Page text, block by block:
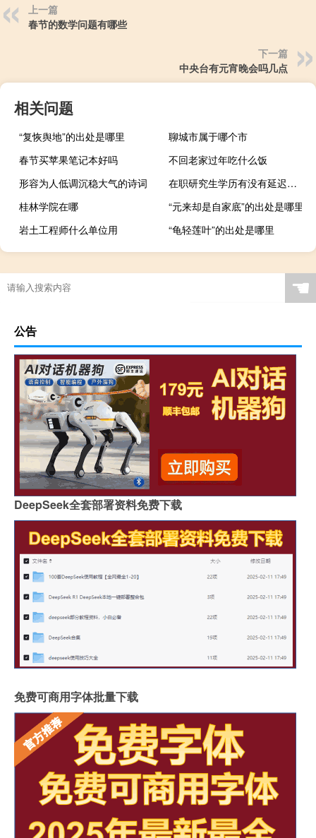
上一篇
春节的数学问题有哪些
下一篇
中央台有元宵晚会吗几点
相关问题
“复恢舆地”的出处是哪里
聊城市属于哪个市
春节买苹果笔记本好吗
不回老家过年吃什么饭
形容为人低调沉稳大气的诗词
在职研究生学历有没有延迟发放的情况存在
桂林学院在哪
“元来却是自家底”的出处是哪里
岩土工程师什么单位用
“龟轻莲叶”的出处是哪里
☚
公告
DeepSeek全套部署资料免费下载
免费可商用字体批量下载